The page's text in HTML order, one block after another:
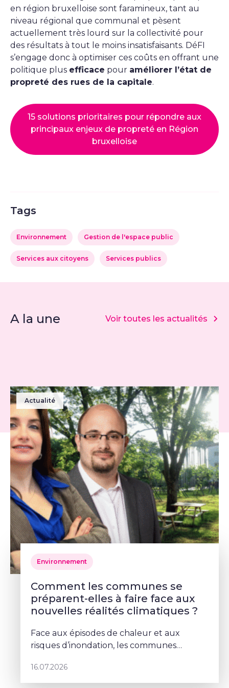
en région bruxelloise sont faramineux, tant au
niveau régional que communal et pèsent
actuellement très lourd sur la collectivité pour
des résultats à tout le moins insatisfaisants. DéFI
s’engage donc à optimiser ces coûts en offrant une
politique plus efficace pour améliorer l’état de
propreté des rues de la capitale.
15 solutions prioritaires pour répondre aux
principaux enjeux de propreté en Région
bruxelloise
Tags
Environnement Gestion de l'espace public
Services aux citoyens Services publics
A la une Voir toutes les actualités
Actualité
Environnement
Comment les communes se
préparent-elles à faire face aux
nouvelles réalités climatiques ?
Face aux épisodes de chaleur et aux
risques d’inondation, les communes
Schaerbeek, Deborah Lorenzino mise sur la
végétalisation et la participation cito
16.07.2026